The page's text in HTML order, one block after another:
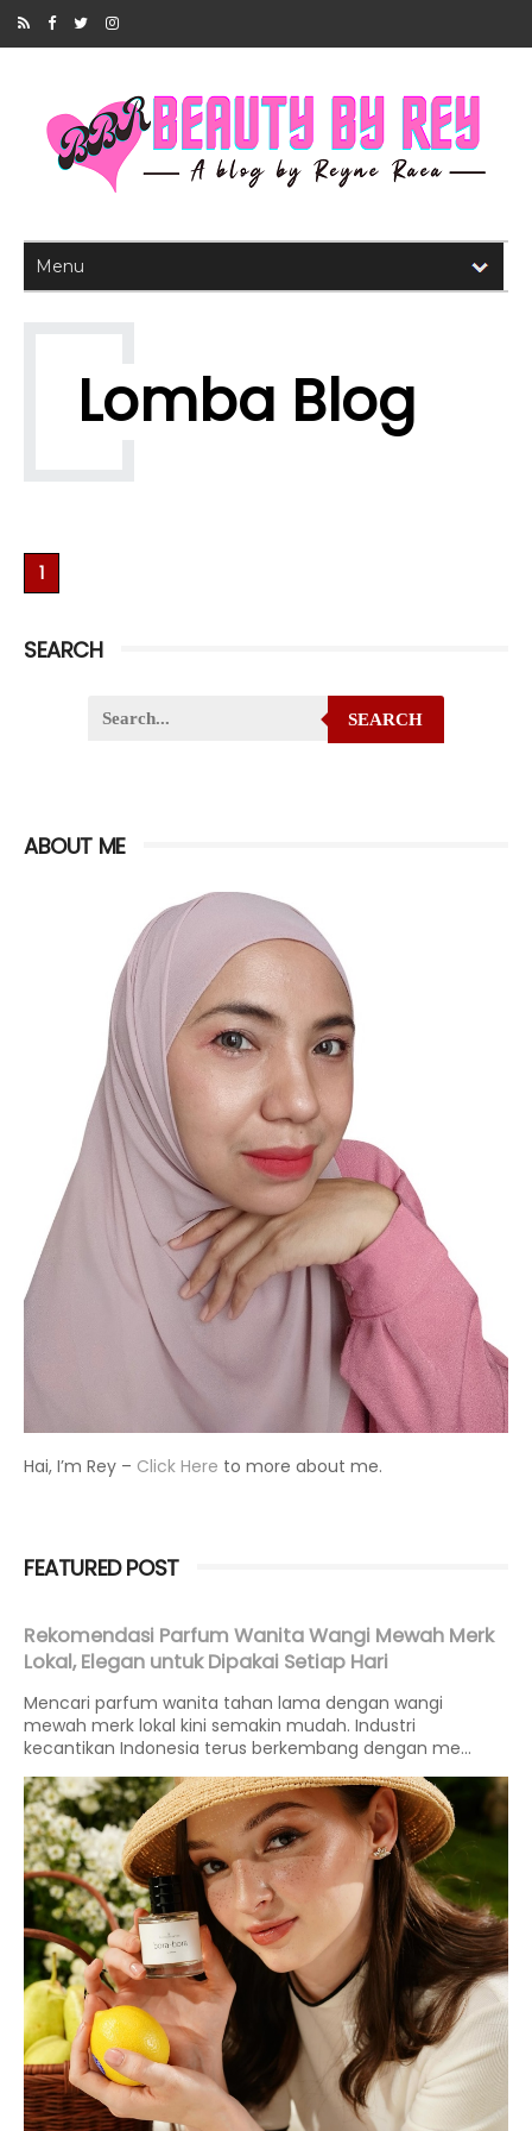
Lomba Blog
1
SEARCH
SEARCH
ABOUT ME
Hai, I’m Rey – Click Here to more about me.
FEATURED POST
Rekomendasi Parfum Wanita Wangi Mewah Merk
Lokal, Elegan untuk Dipakai Setiap Hari
Mencari parfum wanita tahan lama dengan wangi
mewah merk lokal kini semakin mudah. Industri
kecantikan Indonesia terus berkembang dengan me...